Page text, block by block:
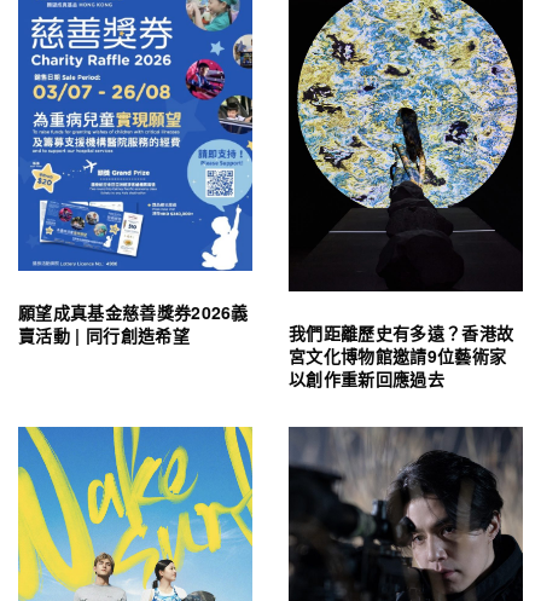
願望成真基金慈善獎券2026義
賣活動 | 同行創造希望
我們距離歷史有多遠？香港故
宮文化博物館邀請9位藝術家
以創作重新回應過去